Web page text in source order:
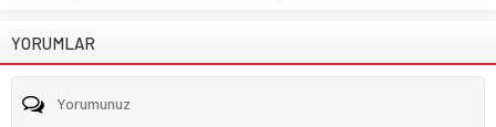
YORUMLAR